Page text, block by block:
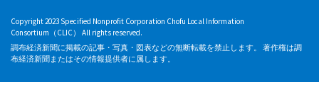
Copyright 2023 Specified Nonprofit Corporation Chofu Local Information
Consortium（CLIC） All rights reserved.
調布経済新聞に掲載の記事・写真・図表などの無断転載を禁止します。 著作権は調
布経済新聞またはその情報提供者に属します。